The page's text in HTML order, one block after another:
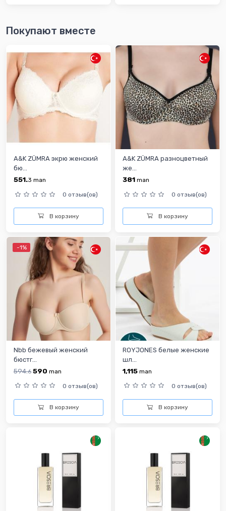
Покупают вместе
A&K ZÜMRA экрю женский
бю...
551.3 man
0 отзыв(ов)
В корзину
A&K ZÜMRA разноцветный
же...
381 man
0 отзыв(ов)
В корзину
-1%
Nbb бежевый женский
бюстг...
594.6 590 man
0 отзыв(ов)
В корзину
ROYJONES белые женские
шл...
1,115 man
0 отзыв(ов)
В корзину